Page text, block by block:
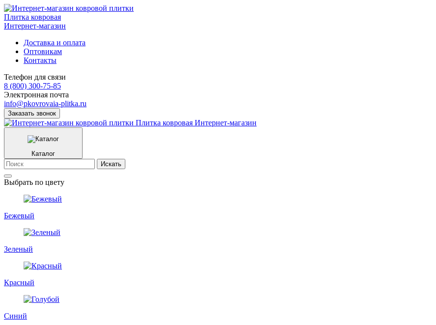
Плитка ковровая
Интернет-магазин
Доставка и оплата
Оптовикам
Контакты
Телефон для связи
8 (800) 300-75-85
Электронная почта
info@pkovrovaia-plitka.ru
Заказать звонок
Плитка ковровая Интернет-магазин
Каталог
Искать
Выбрать по цвету
Бежевый
Зеленый
Красный
Синий